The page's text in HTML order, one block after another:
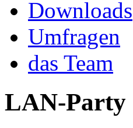
Downloads
Umfragen
das Team
LAN-Party